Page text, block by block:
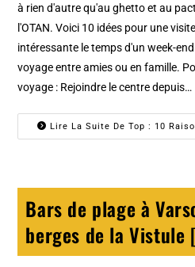
à rien d'autre qu'au ghetto et au
l'OTAN. Voici 10 idées pour une
intéressante le temps d'un week-
voyage entre amies ou en famille.
voyage : Rejoindre le centre depuis…
Lire La Suite De Top : 10
Bars de plage à
berges de la Vistule